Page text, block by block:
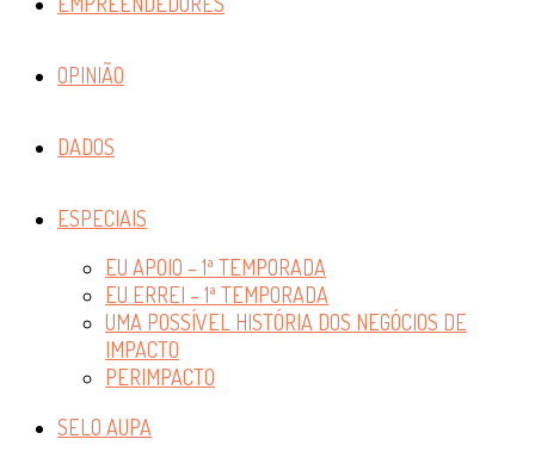
OPINIÃO
DADOS
ESPECIAIS
EU APOIO – 1ª TEMPORADA
EU ERREI – 1ª TEMPORADA
UMA POSSÍVEL HISTÓRIA DOS NEGÓCIOS DE
IMPACTO
PERIMPACTO
SELO AUPA